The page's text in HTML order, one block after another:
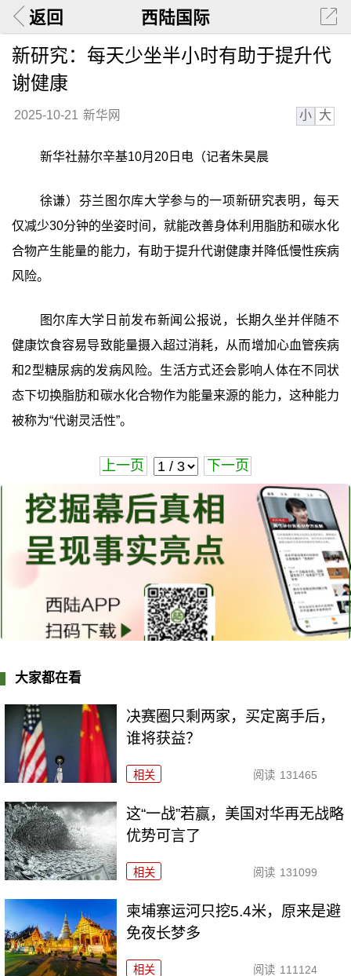
返回 西陆国际
新研究：每天少坐半小时有助于提升代
谢健康
2025-10-21 新华网 小 大
新华社赫尔辛基10月20日电（记者朱昊晨
徐谦）芬兰图尔库大学参与的一项新研究表明，每天
仅减少30分钟的坐姿时间，就能改善身体利用脂肪和碳水化
合物产生能量的能力，有助于提升代谢健康并降低慢性疾病
风险。
图尔库大学日前发布新闻公报说，长期久坐并伴随不
健康饮食容易导致能量摄入超过消耗，从而增加心血管疾病
和2型糖尿病的发病风险。生活方式还会影响人体在不同状
态下切换脂肪和碳水化合物作为能量来源的能力，这种能力
被称为“代谢灵活性”。
上一页 下一页
大家都在看
决赛圈只剩两家，买定离手后，
谁将获益？
相关 阅读 131465
这“一战”若赢，美国对华再无战略
优势可言了
相关 阅读 131099
柬埔寨运河只挖5.4米，原来是避
免夜长梦多
相关 阅读 111124